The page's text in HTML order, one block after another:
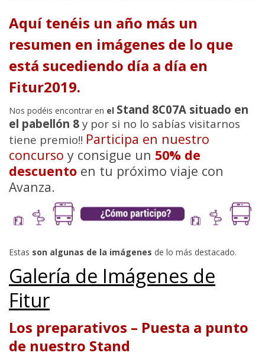
Aquí tenéis un año más un
resumen en imágenes de lo que
está sucediendo día a día en
Fitur2019.
Nos podéis encontrar en el Stand 8C07A situado en
el pabellón 8 y por si no lo sabías visitarnos
tiene premio!! Participa en nuestro
concurso y consigue un 50% de
descuento en tu próximo viaje con
Avanza.
Estas son algunas de la imágenes de lo más destacado.
Galería de Imágenes de
Fitur
Los preparativos – Puesta a punto
de nuestro Stand